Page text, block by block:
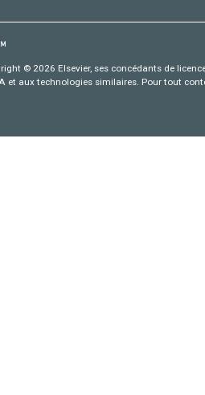
© 2026 Elsevier, ses concédants de
et aux technologies similaires. Pour tout